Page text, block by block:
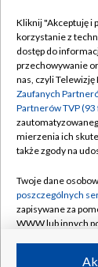
Abonament
Emisja w
Centrum
Naziemna
Rada
System NOS
Informacje o
Kliknij "Akceptuję i
korzystanie z
dostęp do
przechowywanie
nas, czyli Telewizję
Zaufanych
Partnerów TVP
mierzenia ich
także zgody na
Twoje dane
poszczególnych
zapisywane za
WWW lub innych